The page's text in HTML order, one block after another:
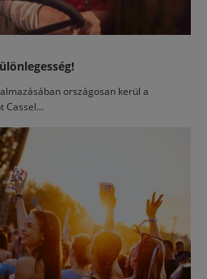
országosan kerül a
Cassel...